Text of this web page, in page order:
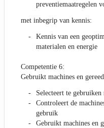
preventiemaatregelen
met inbegrip van kennis:
Kennis van een
materialen en energie
Competentie 6:
Gebruikt machines en
Selecteert te gebruiken
Controleert de
gebruik
Gebruikt machines en